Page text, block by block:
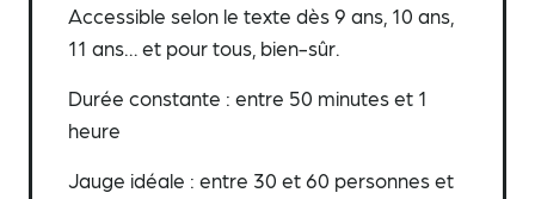
Accessible selon le texte dès 9 ans, 10 ans,
11 ans… et pour tous, bien-sûr.
Durée constante : entre 50 minutes et 1
heure
Jauge idéale : entre 30 et 60 personnes et